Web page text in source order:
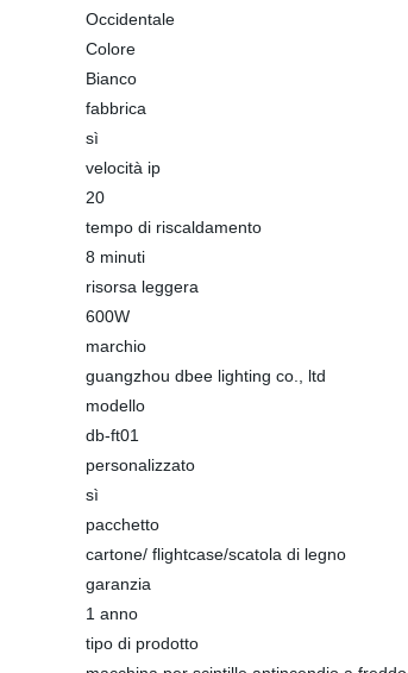
Occidentale
Colore
Bianco
fabbrica
sì
velocità ip
20
tempo di riscaldamento
8 minuti
risorsa leggera
600W
marchio
guangzhou dbee lighting co., ltd
modello
db-ft01
personalizzato
sì
pacchetto
cartone/ flightcase/scatola di legno
garanzia
1 anno
tipo di prodotto